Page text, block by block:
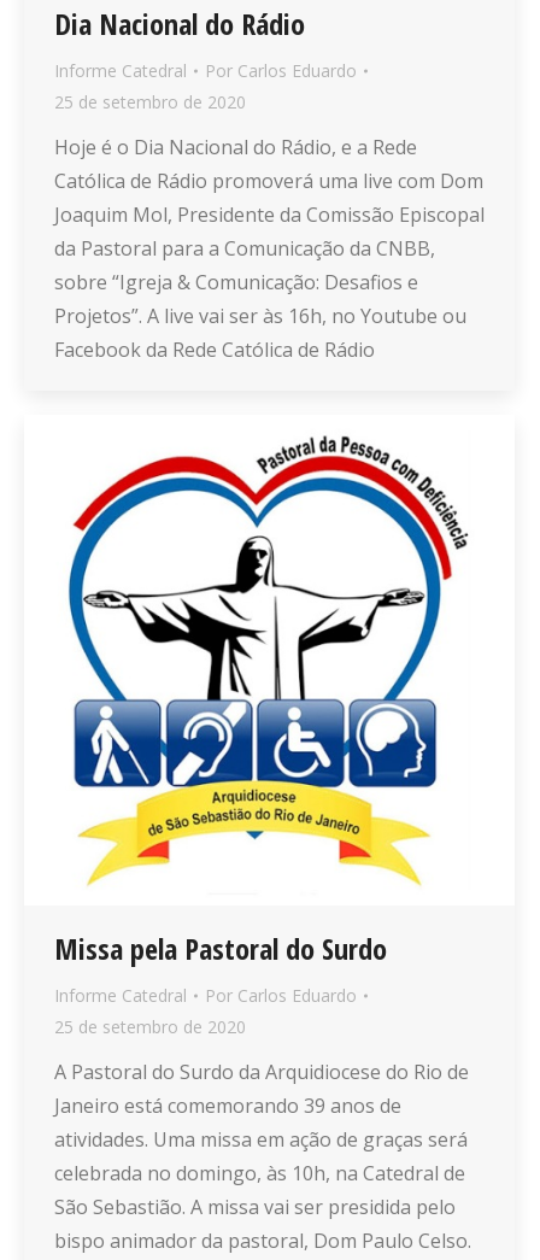
Dia Nacional do Rádio
Informe Catedral Por Carlos Eduardo
25 de setembro de 2020
Hoje é o Dia Nacional do Rádio, e a Rede
Católica de Rádio promoverá uma live com Dom
Joaquim Mol, Presidente da Comissão Episcopal
da Pastoral para a Comunicação da CNBB,
sobre “Igreja & Comunicação: Desafios e
Projetos”. A live vai ser às 16h, no Youtube ou
Facebook da Rede Católica de Rádio
Missa pela Pastoral do Surdo
Informe Catedral Por Carlos Eduardo
25 de setembro de 2020
A Pastoral do Surdo da Arquidiocese do Rio de
Janeiro está comemorando 39 anos de
atividades. Uma missa em ação de graças será
celebrada no domingo, às 10h, na Catedral de
São Sebastião. A missa vai ser presidida pelo
bispo animador da pastoral, Dom Paulo Celso.